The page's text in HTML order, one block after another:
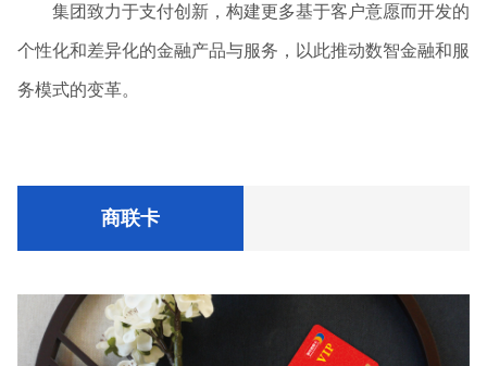
集团致力于支付创新，构建更多基于客户意愿而开发的
个性化和差异化的金融产品与服务，以此推动数智金融和服
务模式的变革。
商联卡